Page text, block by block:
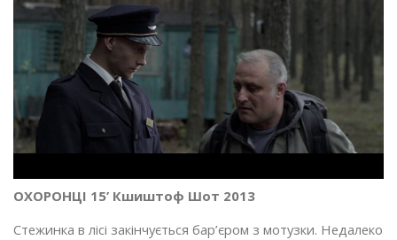
ОХОРОНЦІ 15’ Кшиштоф Шот 2013
Стежинка в лісі закінчується бар’єром з мотузки. Недалеко